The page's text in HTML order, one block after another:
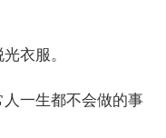
衣服。
一生都不会做的事